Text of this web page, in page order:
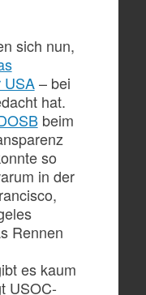
sich nun,
USA– bei
hat.
beim
so
in der
Rennen
es kaum
USOC-